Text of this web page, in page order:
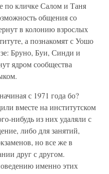
кличке Салом и Таня
общения со
в колонию взрослых
а познакомят с Уошо
Бруно, Буи, Синди и
ядром сообщества
с 1971 года бо?
вместе на институтском
нибудь из них удаляли с
либо для занятий,
но все же в
друг с другом.
именно этих